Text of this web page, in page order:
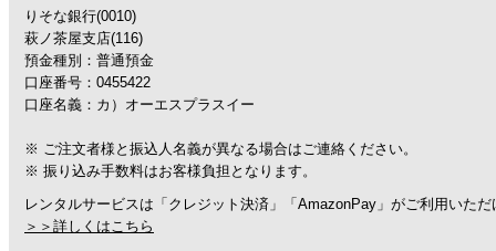
りそな銀行(0010)
萩ノ茶屋支店(116)
預金種別：普通預金
口座番号：0455422
口座名義：カ）オーエスプラスイー
※ ご注文者様と振込人名義が異なる場合はご連絡ください。
※ 振り込み手数料はお客様負担となります。
レンタルサービスは「クレジット決済」「AmazonPay」がご利用いただ
＞＞詳しくはこちら